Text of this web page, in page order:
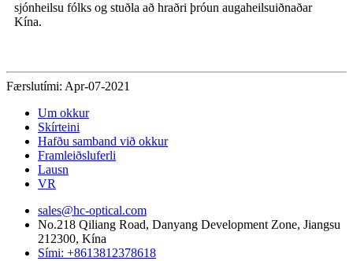
sjónheilsu fólks og stuðla að hraðri þróun augaheilsuiðnaðar
Kína.
Færslutími: Apr-07-2021
Um okkur
Skírteini
Hafðu samband við okkur
Framleiðsluferli
Lausn
VR
sales@hc-optical.com
No.218 Qiliang Road, Danyang Development Zone, Jiangsu
212300, Kína
Sími: +8613812378618